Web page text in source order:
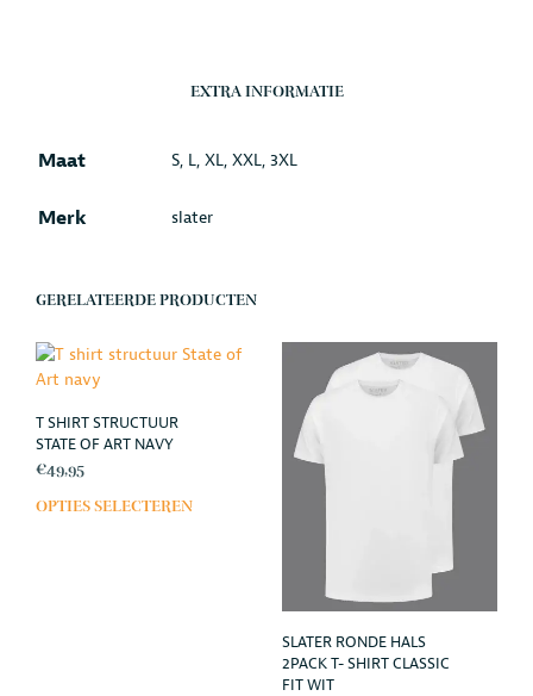
EXTRA INFORMATIE
Maat S, L, XL, XXL, 3XL
Merk slater
GERELATEERDE PRODUCTEN
T SHIRT STRUCTUUR
STATE OF ART NAVY
€49,95
OPTIES SELECTEREN
variaties.
Deze
optie
SLATER RONDE HALS
2PACK T- SHIRT CLASSIC
FIT WIT